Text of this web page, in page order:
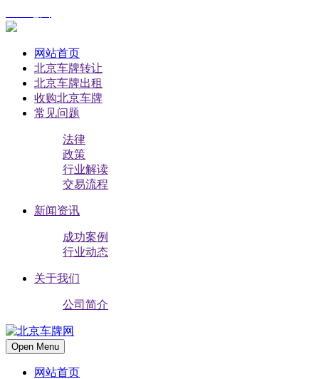
网站首页
北京车牌转让
北京车牌出租
收购北京车牌
常见问题
法律
政策
行业解读
交易流程
新闻资讯
成功案例
行业动态
关于我们
公司简介
Open Menu
网站首页